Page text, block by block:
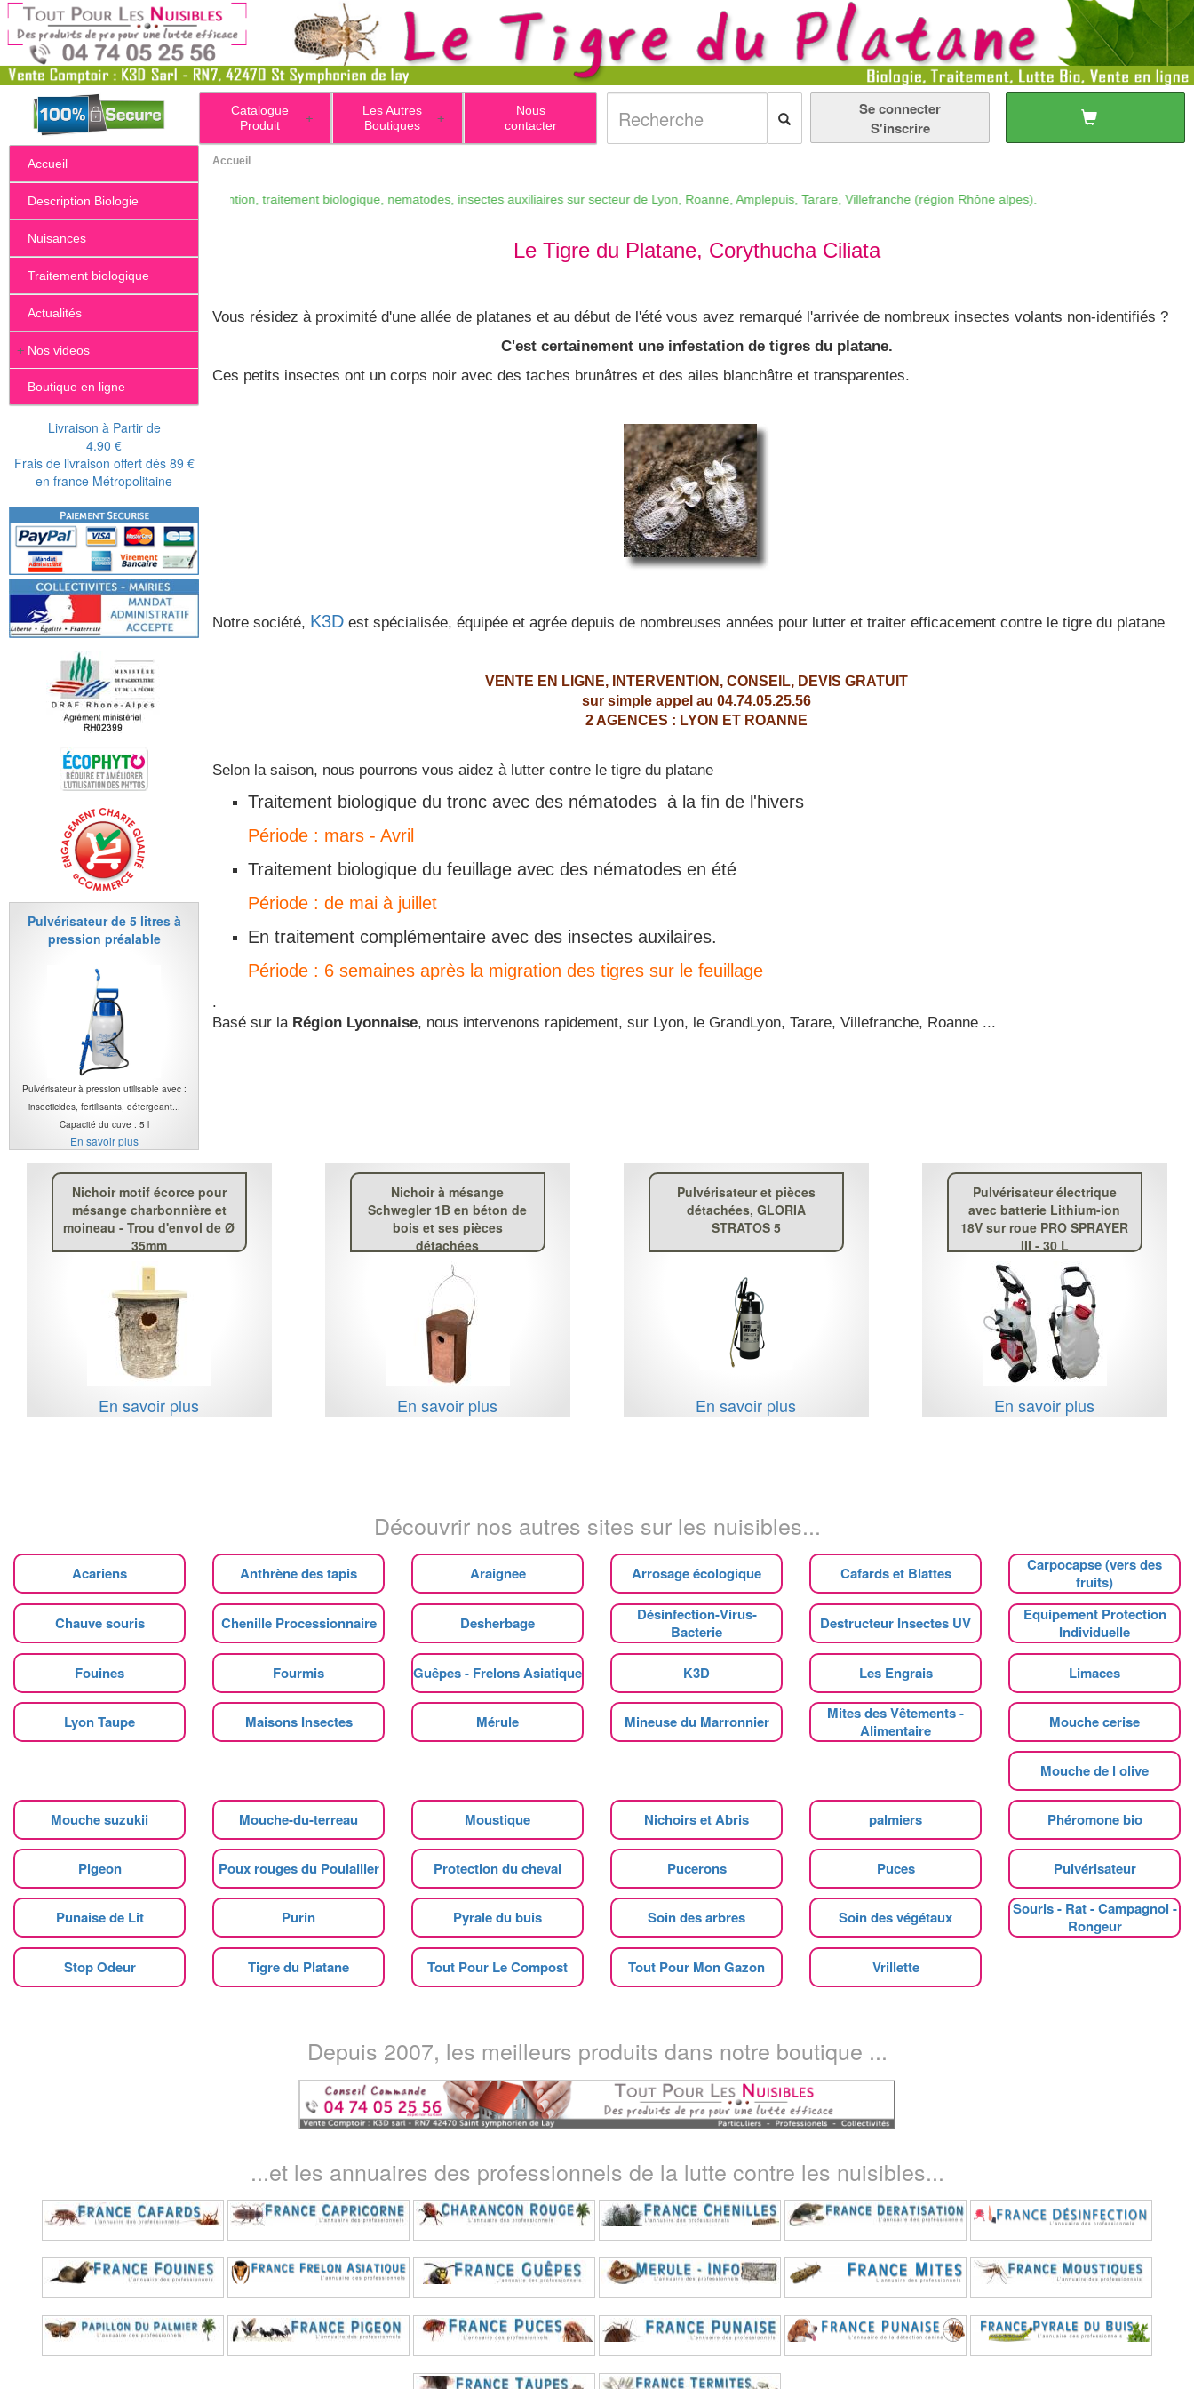
+
Catalogue
Produit
+
Les Autres
Boutiques
Nous
contacter
Se connecter
S'inscrire
Accueil
Description Biologie
Nuisances
Traitement biologique
Actualités
+ Nos videos
Boutique en ligne
Livraison à Partir de
4.90 €
Frais de livraison offert dés 89 €
en france Métropolitaine
Pulvérisateur de 5 litres à
pression préalable
Pulvérisateur à pression utilisable avec :
insecticides, fertilisants, détergeant...
Capacité du cuve : 5 l
En savoir plus
Accueil
- corythucha-ciliata , intervention, traitement biologique, nematodes, insectes auxiliaires sur secteur de Lyon, Roanne, Amplepuis, Tarare, Villefranche (région Rhône alpes).
Le Tigre du Platane, Corythucha Ciliata
Vous résidez à proximité d'une allée de platanes et au début de l'été vous avez remarqué l'arrivée de nombreux insectes volants non-identifiés ?
C'est certainement une infestation de tigres du platane.
Ces petits insectes ont un corps noir avec des taches brunâtres et des ailes blanchâtre et transparentes.
Notre société, K3D est spécialisée, équipée et agrée depuis de nombreuses années pour lutter et traiter efficacement contre le tigre du platane
VENTE EN LIGNE, INTERVENTION, CONSEIL, DEVIS GRATUIT
sur simple appel au 04.74.05.25.56
2 AGENCES : LYON ET ROANNE
Selon la saison, nous pourrons vous aidez à lutter contre le tigre du platane
Traitement biologique du tronc avec des nématodes à la fin de l'hivers
Période : mars - Avril
Traitement biologique du feuillage avec des nématodes en été
Période : de mai à juillet
En traitement complémentaire avec des insectes auxilaires.
Période : 6 semaines après la migration des tigres sur le feuillage
.
Basé sur la Région Lyonnaise, nous intervenons rapidement, sur Lyon, le GrandLyon, Tarare, Villefranche, Roanne ...
Nichoir motif écorce pour
mésange charbonnière et
moineau - Trou d'envol de Ø
35mm
En savoir plus
Nichoir à mésange
Schwegler 1B en béton de
bois et ses pièces
détachées
En savoir plus
Pulvérisateur et pièces
détachées, GLORIA
STRATOS 5
En savoir plus
Pulvérisateur électrique
avec batterie Lithium-ion
18V sur roue PRO SPRAYER
III - 30 L
En savoir plus
Découvrir nos autres sites sur les nuisibles...
Acariens Anthrène des tapis Araignee Arrosage écologique Cafards et Blattes
Carpocapse (vers des
fruits)
Chauve souris Chenille Processionnaire Desherbage
Désinfection-Virus-
Bacterie
Destructeur Insectes UV
Equipement Protection
Individuelle
Fouines Fourmis Guêpes - Frelons Asiatique K3D Les Engrais Limaces
Lyon Taupe Maisons Insectes Mérule Mineuse du Marronnier
Mites des Vêtements -
Alimentaire
Mouche cerise
Mouche de l olive
Mouche suzukii Mouche-du-terreau Moustique Nichoirs et Abris palmiers Phéromone bio
Pigeon Poux rouges du Poulailler Protection du cheval Pucerons Puces Pulvérisateur
Punaise de Lit Purin Pyrale du buis Soin des arbres Soin des végétaux
Souris - Rat - Campagnol -
Rongeur
Stop Odeur Tigre du Platane Tout Pour Le Compost Tout Pour Mon Gazon Vrillette
Depuis 2007, les meilleurs produits dans notre boutique ...
...et les annuaires des professionnels de la lutte contre les nuisibles...